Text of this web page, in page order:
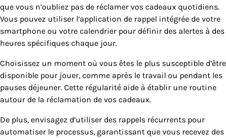
que vous n’oubliez pas de réclamer vos cadeaux quotidiens.
Vous pouvez utiliser l’application de rappel intégrée de votre
smartphone ou votre calendrier pour définir des alertes à des
heures spécifiques chaque jour.
Choisissez un moment où vous êtes le plus susceptible d’être
disponible pour jouer, comme après le travail ou pendant les
pauses déjeuner. Cette régularité aide à établir une routine
autour de la réclamation de vos cadeaux.
De plus, envisagez d’utiliser des rappels récurrents pour
automatiser le processus, garantissant que vous recevez des